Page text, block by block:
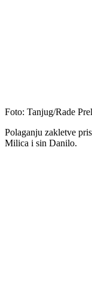
Foto: Tanjug/Rade
Polaganju zakletve
Milica i sin Danilo.